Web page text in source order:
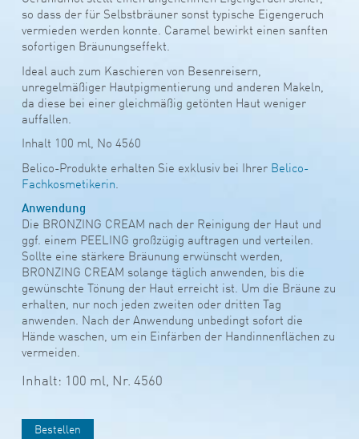
so dass der für Selbstbräuner sonst typische Eigengeruch
vermieden werden konnte. Caramel bewirkt einen sanften
sofortigen Bräunungseffekt.
Ideal auch zum Kaschieren von Besenreisern,
unregelmäßiger Hautpigmentierung und anderen Makeln,
da diese bei einer gleichmäßig getönten Haut weniger
auffallen.
Inhalt 100 ml, No 4560
Belico-Produkte erhalten Sie exklusiv bei Ihrer Belico-
Fachkosmetikerin.
Anwendung
Die BRONZING CREAM nach der Reinigung der Haut und
ggf. einem PEELING großzügig auftragen und verteilen.
Sollte eine stärkere Bräunung erwünscht werden,
BRONZING CREAM solange täglich anwenden, bis die
gewünschte Tönung der Haut erreicht ist. Um die Bräune zu
erhalten, nur noch jeden zweiten oder dritten Tag
anwenden. Nach der Anwendung unbedingt sofort die
Hände waschen, um ein Einfärben der Handinnenflächen zu
vermeiden.
Inhalt: 100 ml, Nr. 4560
Bestellen